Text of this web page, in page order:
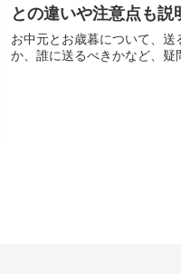
との違いや注意点も説
お中元とお歳暮について、
か、誰に送るべきかなど、疑